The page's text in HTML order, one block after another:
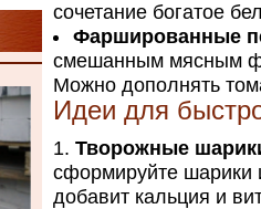
сочетание богатое
Фаршированные
смешанным мясным
Можно дополнять
Идеи для
Творожные
сформируйте шарики
добавит кальция и